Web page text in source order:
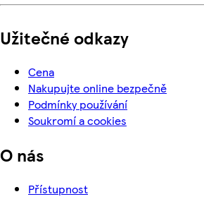
Užitečné odkazy
Cena
Nakupujte online bezpečně
Podmínky používání
Soukromí a cookies
O nás
Přístupnost